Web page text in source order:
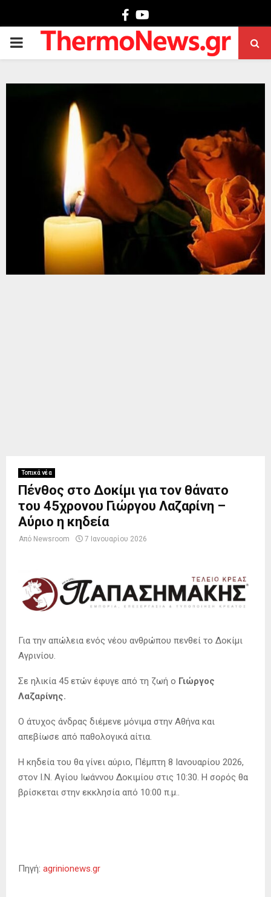
Facebook
PRIMARY
Τοπικά νέα
Πένθος στο Δοκίμι για τον θάνατο
του 45χρονου Γιώργου Λαζαρίνη –
Αύριο η κηδεία
Από Newsroom 7 Ιανουαρίου 2026
Για την απώλεια ενός νέου ανθρώπου πενθεί το Δοκίμι
Αγρινίου.
Σε ηλικία 45 ετών έφυγε από τη ζωή ο Γιώργος
Λαζαρίνης.
Ο άτυχος άνδρας διέμενε μόνιμα στην Αθήνα και
απεβίωσε από παθολογικά αίτια.
Η κηδεία του θα γίνει αύριο, Πέμπτη 8 Ιανουαρίου 2026,
στον Ι.Ν. Αγίου Ιωάννου Δοκιμίου στις 10:30. Η σορός θα
βρίσκεται στην εκκλησία από 10:00 π.μ..
Πηγή: agrinionews.gr